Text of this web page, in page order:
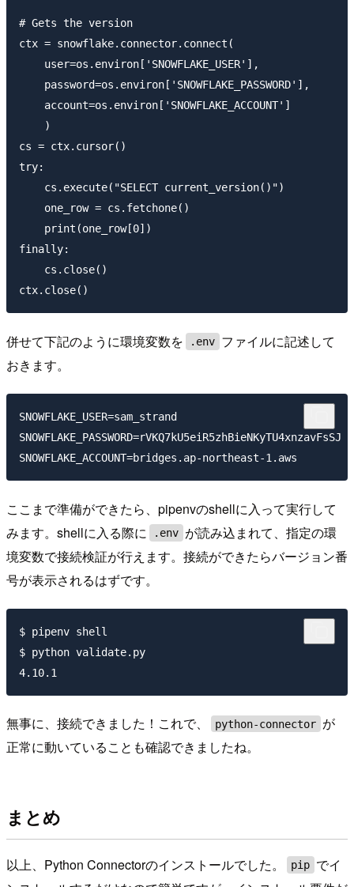
# Gets the version
ctx = snowflake.connector.connect(
    user=os.environ['SNOWFLAKE_USER'],
    password=os.environ['SNOWFLAKE_PASSWORD'],
    account=os.environ['SNOWFLAKE_ACCOUNT']
    )
cs = ctx.cursor()
try:
    cs.execute("SELECT current_version()")
    one_row = cs.fetchone()
    print(one_row[0])
finally:
    cs.close()
併せて下記のように環境変数を .env ファイルに記述して
おきます。
SNOWFLAKE_USER=sam_strand
SNOWFLAKE_PASSWORD=rVKQ7kU5eiR5zhBieNKyTU4xnzavFsSJ
ここまで準備ができたら、pipenvのshellに入って実行して
みます。shellに入る際に
.env が読み込まれて、指定の環
境変数で接続検証が行えます。接続ができたらバージョン番
号が表示されるはずです。
$ pipenv shell
$ python validate.py
無事に、接続できました！これで、 python-connector が
正常に動いていることも確認できましたね。
まとめ
以上、Python Connectorのインストールでした。 pip でイ